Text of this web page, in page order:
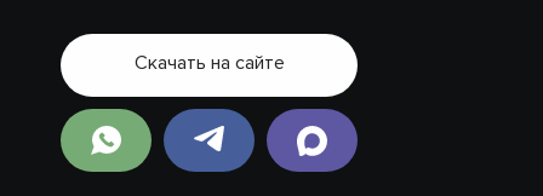
Скачать на сайте